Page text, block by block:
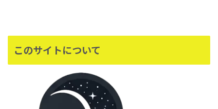
このサイトについて